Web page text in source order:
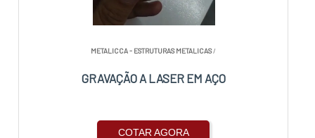
METALICCA - ESTRUTURAS METALICAS/
GRAVAÇÃO A LASER EM AÇO
COTAR AGORA